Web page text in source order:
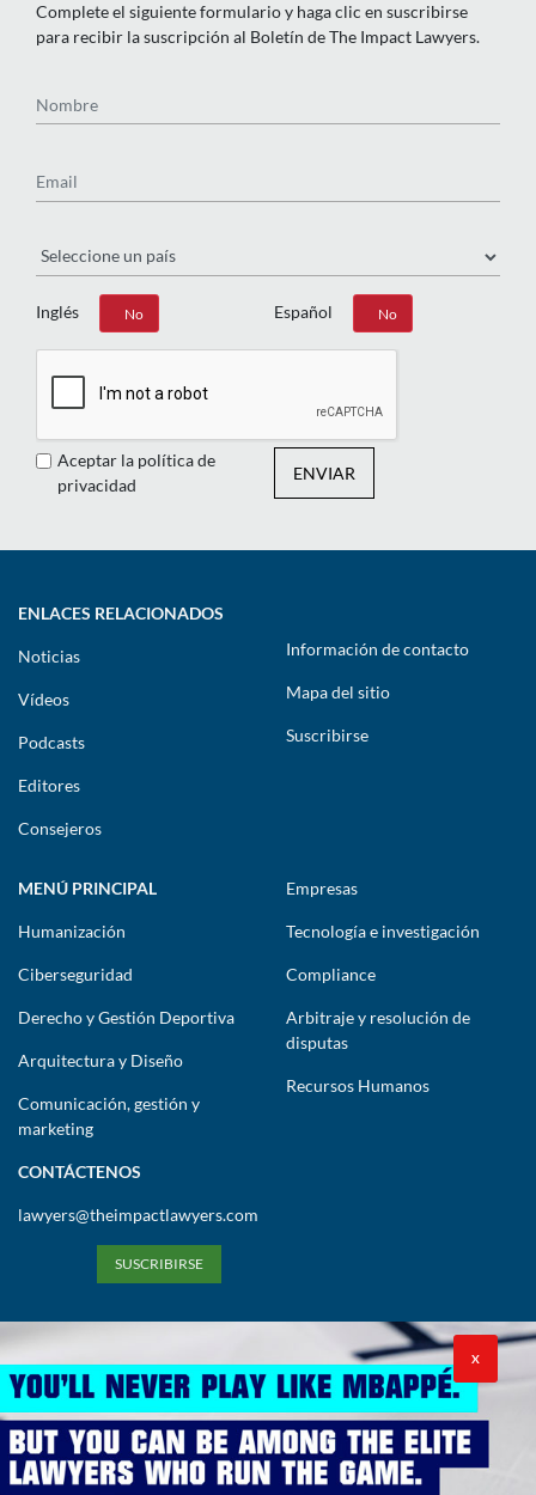
Complete el siguiente formulario y haga clic en suscribirse
para recibir la suscripción al Boletín de The Impact Lawyers.
Inglés
Sí No Español
Sí No
Aceptar la política de
privacidad
ENVIAR
ENLACES RELACIONADOS
Noticias
Vídeos
Podcasts
Editores
Consejeros
Información de contacto
Mapa del sitio
Suscribirse
MENÚ PRINCIPAL
Humanización
Ciberseguridad
Derecho y Gestión Deportiva
Arquitectura y Diseño
Comunicación, gestión y
marketing
Empresas
Tecnología e investigación
Compliance
Arbitraje y resolución de
disputas
Recursos Humanos
CONTÁCTENOS
lawyers@theimpactlawyers.com
SUSCRIBIRSE
X